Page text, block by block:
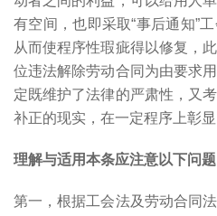
有空间，也即采取“事后通知”
从而使程序性瑕疵得以修复，
位违法解除劳动合同为由要求
定既维护了法律的严肃性，又
补正的现实，在一定程序上彰显
理解与适用本条应注意以下问题
第一，根据工会法及劳动合同